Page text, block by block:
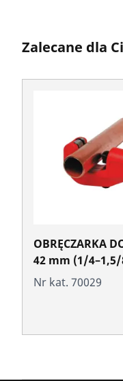
Zalecane dla
OBRĘCZARKA
42 mm (1/
Nr kat. 70029